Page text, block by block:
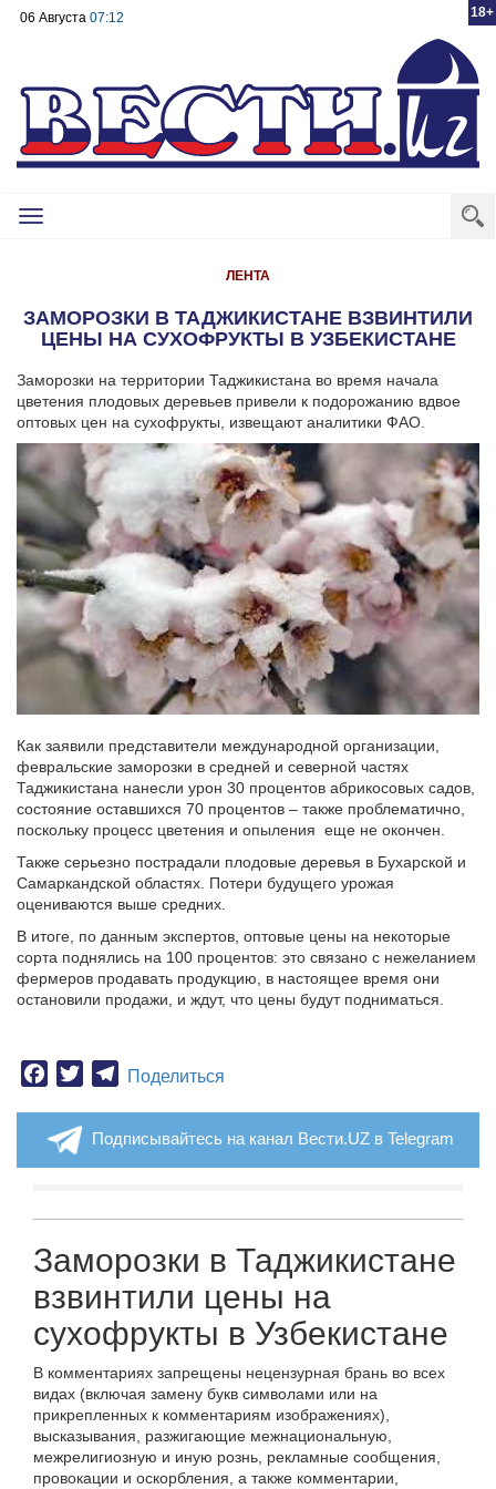
18+
06 Августа 07:12
Toggle
ЛЕНТА
ЗАМОРОЗКИ В ТАДЖИКИСТАНЕ ВЗВИНТИЛИ
ЦЕНЫ НА СУХОФРУКТЫ В УЗБЕКИСТАНЕ
Заморозки на территории Таджикистана во время начала
цветения плодовых деревьев привели к подорожанию вдвое
оптовых цен на сухофрукты, извещают аналитики ФАО.
Как заявили представители международной организации,
февральские заморозки в средней и северной частях
Таджикистана нанесли урон 30 процентов абрикосовых садов,
состояние оставшихся 70 процентов – также проблематично,
поскольку процесс цветения и опыления еще не окончен.
Также серьезно пострадали плодовые деревья в Бухарской и
Самаркандской областях. Потери будущего урожая
оцениваются выше средних.
В итоге, по данным экспертов, оптовые цены на некоторые
сорта поднялись на 100 процентов: это связано с нежеланием
фермеров продавать продукцию, в настоящее время они
остановили продажи, и ждут, что цены будут подниматься.
Facebook
TwitterTelegram
Поделиться
Подписывайтесь на канал Вести.UZ в Telegram
Заморозки в Таджикистане
взвинтили цены на
сухофрукты в Узбекистане
В комментариях запрещены нецензурная брань во всех
видах (включая замену букв символами или на
прикрепленных к комментариям изображениях),
высказывания, разжигающие межнациональную,
межрелигиозную и иную рознь, рекламные сообщения,
провокации и оскорбления, а также комментарии,